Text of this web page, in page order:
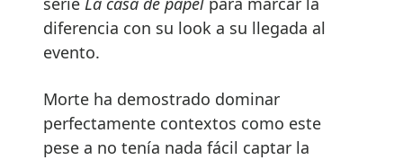
diferencia con su look a su llegada al
evento.
Morte ha demostrado dominar
perfectamente contextos como este
pese a no tenía nada fácil captar la